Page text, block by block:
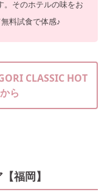
。そのホテルの味をお
料試食で体感♪
CLASSIC HOT
ら
福岡】